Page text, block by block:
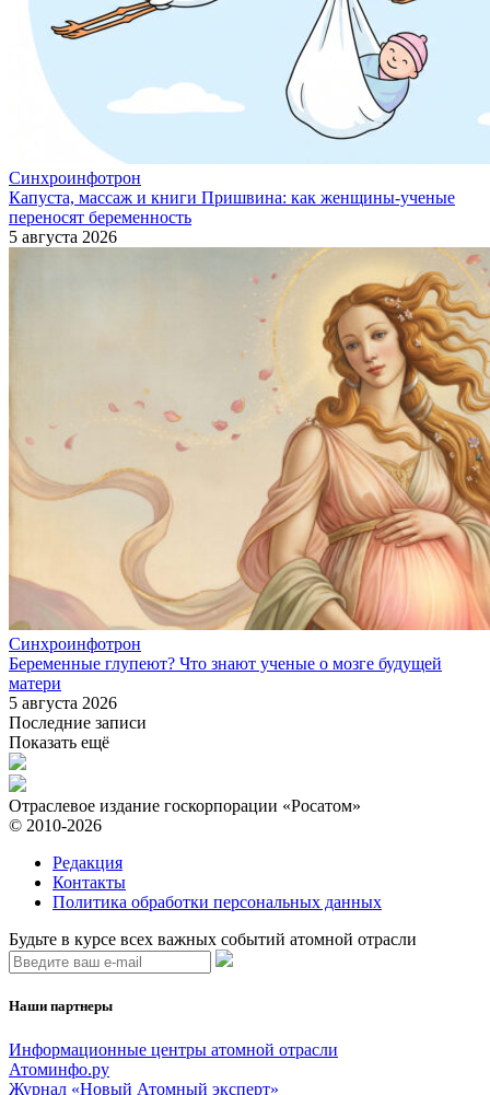
Синхроинфотрон
Капуста, массаж и книги Пришвина: как женщины-ученые
переносят беременность
5 августа 2026
Синхроинфотрон
Беременные глупеют? Что знают ученые о мозге будущей
матери
5 августа 2026
Последние записи
Показать ещё
Отраслевое издание госкорпорации «Росатом»
© 2010-2026
Редакция
Контакты
Политика обработки персональных данных
Будьте в курсе всех важных событий атомной отрасли
Наши партнеры
Информационные центры атомной отрасли
Атоминфо.ру
Журнал «Новый Атомный эксперт»